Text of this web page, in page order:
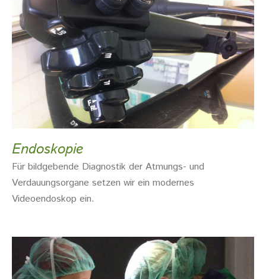
Endoskopie
Für bildgebende Diagnostik der Atmungs- und
Verdauungsorgane setzen wir ein modernes
Videoendoskop ein.